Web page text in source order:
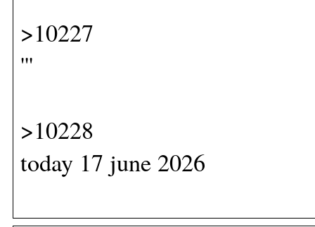
>10227
'''
>10228
today 17 june 2026